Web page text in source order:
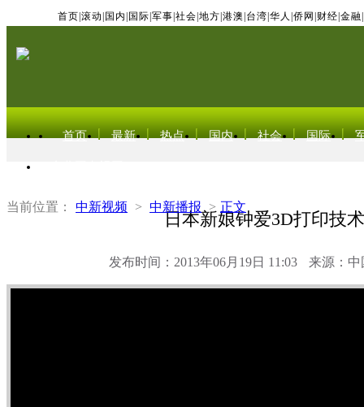
首页 滚动 国内 国际 军事 社会 地方 港澳 台湾 华人 侨网 财经 金融
首页 最新 热点 国内 社会 国际
当前位置： 中新视频 > 中新播报 > 正文
日本新娘钟爱3D打印技术
发布时间：2013年06月19日 11:03 来源：中